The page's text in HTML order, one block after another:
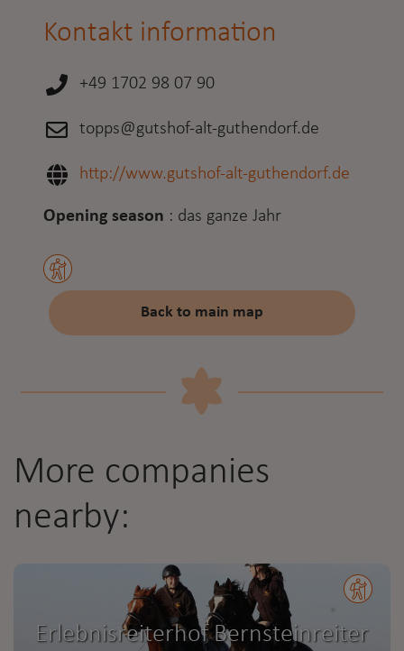
Kontakt information
+49 1702 98 07 90
topps@gutshof-alt-guthendorf.de
http://www.gutshof-alt-guthendorf.de
Opening season : das ganze Jahr
Back to main map
More companies
nearby:
Erlebnisreiterhof Bernsteinreiter